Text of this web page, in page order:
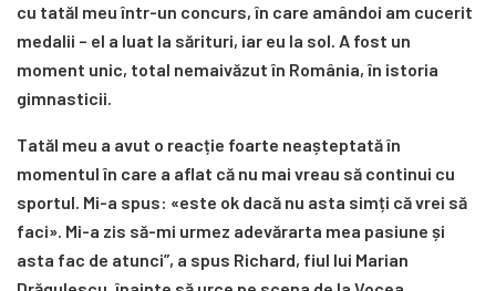
cu tatăl meu într-un concurs, în care amândoi am cucerit
medalii – el a luat la sărituri, iar eu la sol. A fost un
moment unic, total nemaivăzut în România, în istoria
gimnasticii.
Tatăl meu a avut o reacție foarte neașteptată în
momentul în care a aflat că nu mai vreau să continui cu
sportul. Mi-a spus: «este ok dacă nu asta simți că vrei să
faci». Mi-a zis să-mi urmez adevărarta mea pasiune și
asta fac de atunci”, a spus Richard, fiul lui Marian